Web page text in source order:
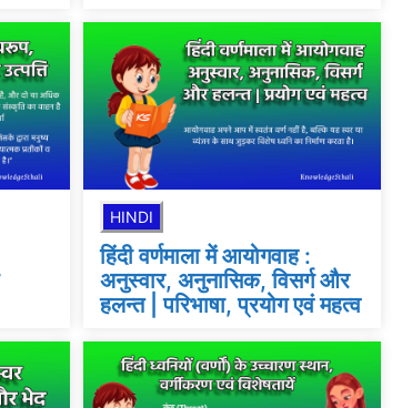
HINDI
हिंदी वर्णमाला में आयोगवाह :
अनुस्वार, अनुनासिक, विसर्ग और
हलन्त | परिभाषा, प्रयोग एवं महत्व